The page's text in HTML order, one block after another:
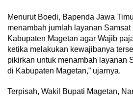
Menurut Boedi, Bapenda Jawa
menambah jumlah layanan Samsat
Kabupaten Magetan agar Wajib
ketika melakukan kewajibanya
pikirkan untuk menambah layanan
di Kabupaten Magetan,” ujarnya.
Terpisah, Wakil Bupati Magetan,